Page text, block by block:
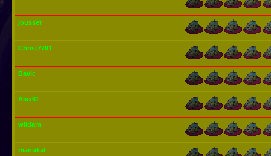
jousset
Christ7791
Bavic
Alex61
wildam
manukat